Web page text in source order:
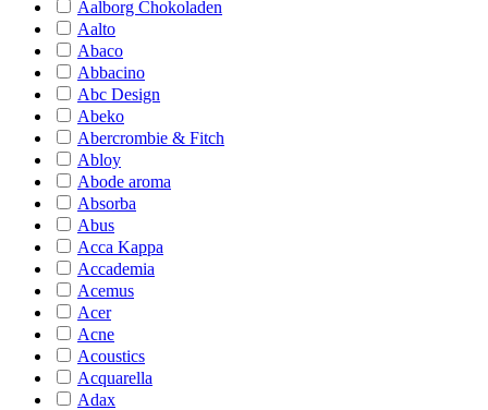
Aalborg Chokoladen
Aalto
Abaco
Abbacino
Abc Design
Abeko
Abercrombie & Fitch
Abloy
Abode aroma
Absorba
Abus
Acca Kappa
Accademia
Acemus
Acer
Acne
Acoustics
Acquarella
Adax